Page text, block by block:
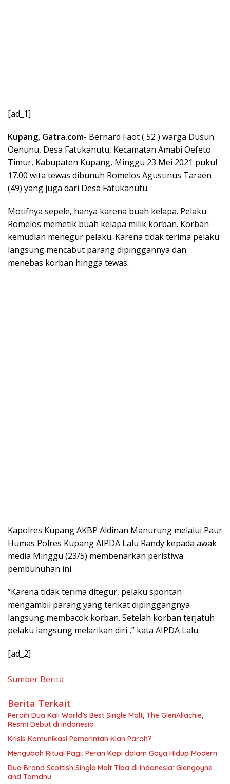
[ad_1]
Kupang, Gatra.com- Bernard Faot ( 52 ) warga Dusun
Oenunu, Desa Fatukanutu, Kecamatan Amabi Oefeto
Timur, Kabupaten Kupang, Minggu 23 Mei 2021 pukul
17.00 wita tewas dibunuh Romelos Agustinus Taraen
(49) yang juga dari Desa Fatukanutu.
Motifnya sepele, hanya karena buah kelapa. Pelaku
Romelos memetik buah kelapa milik korban. Korban
kemudian menegur pelaku. Karena tidak terima pelaku
langsung mencabut parang dipinggannya dan
menebas korban hingga tewas.
Kapolres Kupang AKBP Aldinan Manurung melalui Paur
Humas Polres Kupang AIPDA Lalu Randy kepada awak
media Minggu (23/5) membenarkan peristiwa
pembunuhan ini.
”Karena tidak terima ditegur, pelaku spontan
mengambil parang yang terikat dipinggangnya
langsung membacok korban. Setelah korban terjatuh
pelaku langsung melarikan diri ,” kata AIPDA Lalu.
[ad_2]
Sumber Berita
Berita Terkait
Peraih Dua Kali World’s Best Single Malt, The GlenAllachie,
Resmi Debut di Indonesia
Krisis Komunikasi Pemerintah Kian Parah?
Mengubah Ritual Pagi: Peran Kopi dalam Gaya Hidup Modern
Dua Brand Scottish Single Malt Tiba di Indonesia: Glengoyne
and Tamdhu